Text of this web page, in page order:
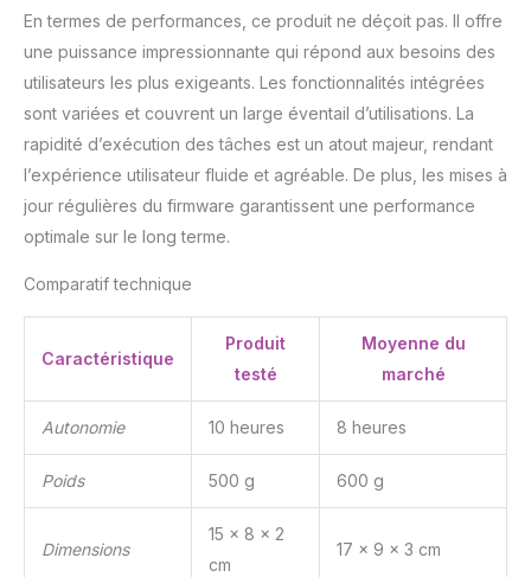
En termes de performances, ce produit ne déçoit pas. Il offre
une puissance impressionnante qui répond aux besoins des
utilisateurs les plus exigeants. Les fonctionnalités intégrées
sont variées et couvrent un large éventail d’utilisations. La
rapidité d’exécution des tâches est un atout majeur, rendant
l’expérience utilisateur fluide et agréable. De plus, les mises à
jour régulières du firmware garantissent une performance
optimale sur le long terme.
Comparatif technique
Caractéristique
Produit
testé
Moyenne du
marché
Autonomie 10 heures 8 heures
Poids 500 g 600 g
Dimensions
15 x 8 x 2
cm
17 x 9 x 3 cm